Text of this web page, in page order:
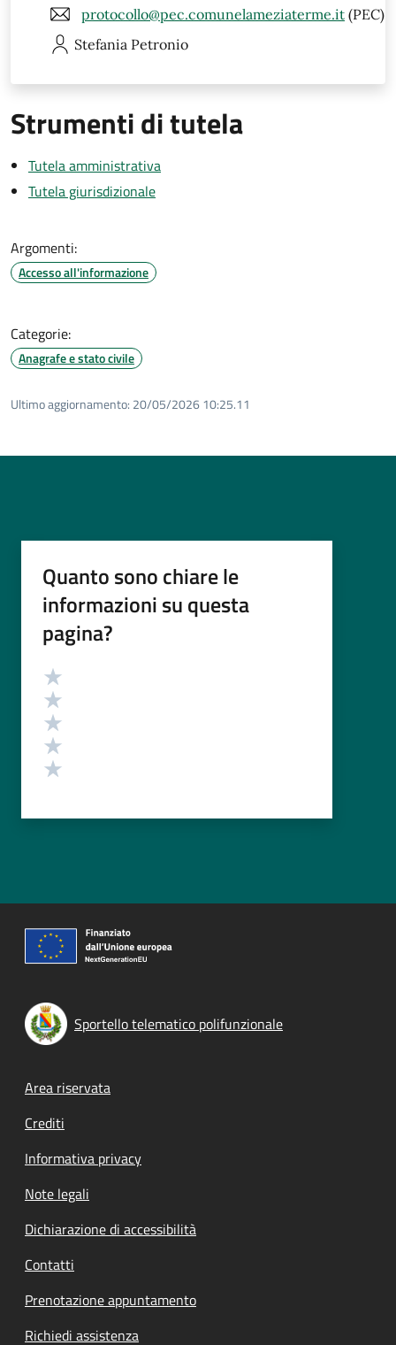
protocollo@pec.comunelameziaterme.it (PEC)
Stefania Petronio
Strumenti di tutela
Tutela amministrativa
Tutela giurisdizionale
Argomenti:
Accesso all'informazione
Categorie:
Anagrafe e stato civile
Ultimo aggiornamento: 20/05/2026 10:25.11
Quanto sono chiare le
informazioni su questa
pagina?
Valutazione
Sportello telematico polifunzionale
Footer menu
Area riservata
Crediti
Informativa privacy
Note legali
Dichiarazione di accessibilità
Contatti
Prenotazione appuntamento
Richiedi assistenza